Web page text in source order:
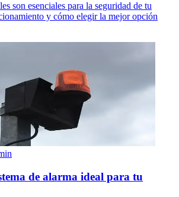
son esenciales para la seguridad de tu
y cómo elegir la mejor opción
de alarma ideal para tu